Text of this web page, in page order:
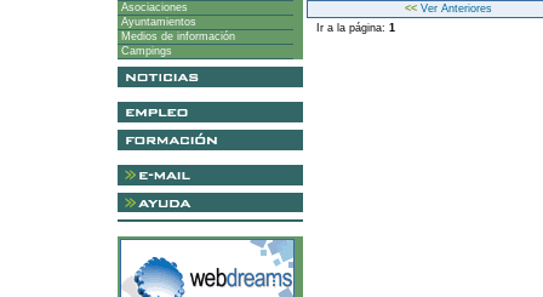
Asociaciones
Ayuntamientos
Medios de información
Campings
<<Ver Anteriores
Ir a la página: 1